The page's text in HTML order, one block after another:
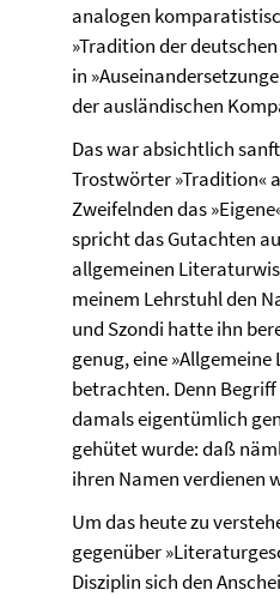
analogen
»Tradition der
in
der ausländischen
Das war absichtlich
Trostwörter »Tradition«
Zweifelnden das
spricht das Gutachten
allgemeinen
meinem Lehrstuhl den
und Szondi hatte ihn
genug, eine
betrachten. Denn
damals eigentümlich
gehütet wurde: daß
ihren Namen verdienen
Um das heute zu
gegenüber
Disziplin sich den